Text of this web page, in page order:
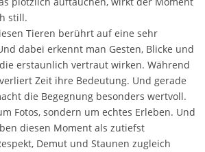
still.
Tieren berührt auf eine sehr
dabei erkennt man Gesten, Blicke und
erstaunlich vertraut wirken. Während
Zeit ihre Bedeutung. Und gerade
die Begegnung besonders wertvoll.
Fotos, sondern um echtes Erleben. Und
diesen Moment als zutiefst
Demut und Staunen zugleich